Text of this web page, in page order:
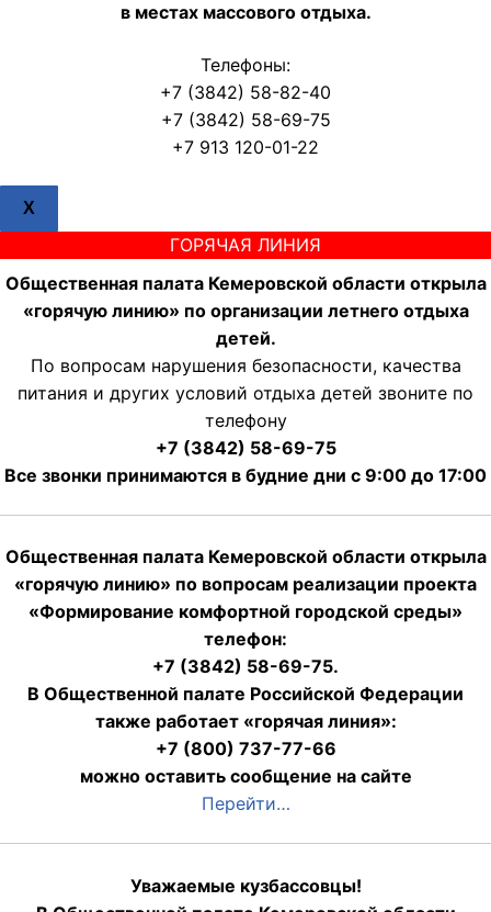
в местах массового отдыха.
Телефоны:
+7 (3842) 58-82-40
+7 (3842) 58-69-75
+7 913 120-01-22
X
ГОРЯЧАЯ ЛИНИЯ
Общественная палата Кемеровской области открыла
«горячую линию» по организации летнего отдыха
детей.
По вопросам нарушения безопасности, качества
питания и других условий отдыха детей звоните по
телефону
+7 (3842) 58-69-75
Все звонки принимаются в будние дни с 9:00 до 17:00
Общественная палата Кемеровской области открыла
«горячую линию» по вопросам реализации проекта
«Формирование комфортной городской среды»
телефон:
+7 (3842) 58-69-75.
В Общественной палате Российской Федерации
также работает «горячая линия»:
+7 (800) 737-77-66
можно оставить сообщение на сайте
Перейти…
Уважаемые кузбассовцы!